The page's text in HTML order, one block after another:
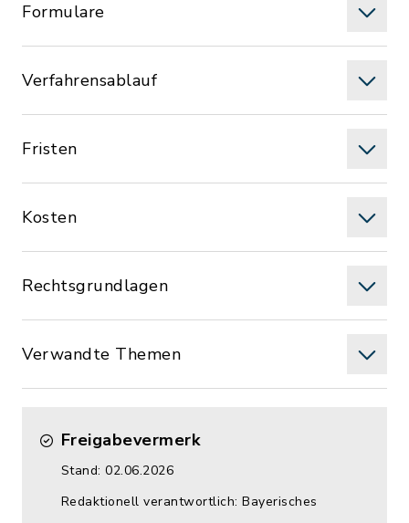
Formulare
Verfahrensablauf
Fristen
Kosten
Rechtsgrundlagen
Verwandte Themen
Freigabevermerk
Stand: 02.06.2026
Redaktionell verantwortlich: Bayerisches